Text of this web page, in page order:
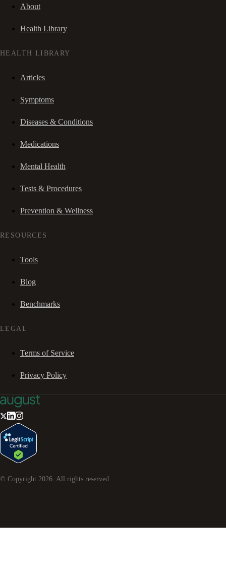
About
Health Library
HEALTH LIBRARY
Articles
Symptoms
Diseases & Conditions
Medications
Mental Health
Tests & Procedures
Prevention & Wellness
RESOURCES
Tools
Blog
Benchmarks
LEGAL
Terms of Service
Privacy Policy
© Copyright 2026 . All rights reserved.